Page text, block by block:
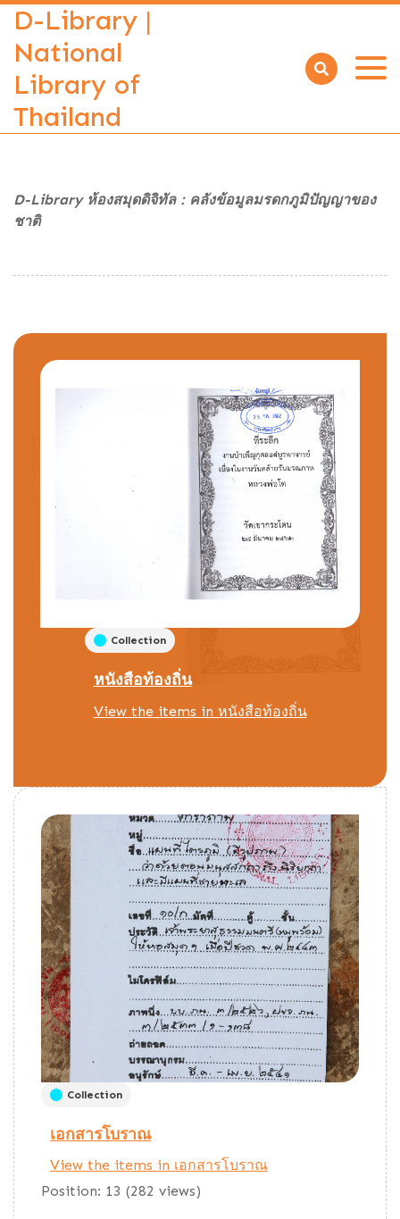
D-Library |
National
Library of
Thailand
Open
D-Library ห้องสมุดดิจิทัล : คลังข้อมูลมรดกภูมิปัญญาของ
ชาติ
Collection
หนังสือท้องถิ่น
View the items in หนังสือท้องถิ่น
Collection
เอกสารโบราณ
View the items in เอกสารโบราณ
Position: 13 (282 views)